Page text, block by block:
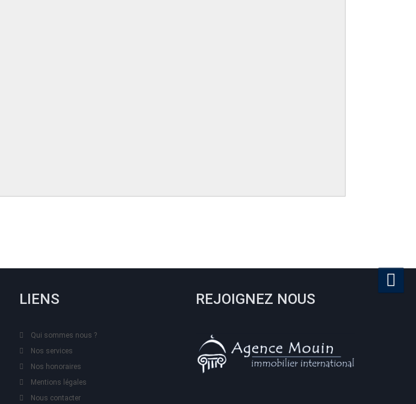
LIENS
Qui sommes nous ?
Nos services
Nos honoraires
Mentions légales
Nous contacter
REJOIGNEZ NOUS